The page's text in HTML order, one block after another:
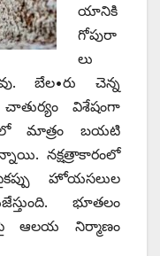
యానికి
గోపురా
లు
బేల•రు చెన్న
విశేషంగా
మాత్రం బయటి
నక్షత్రాకారంలో
హోయసలుల
భూతలం
ఆలయ నిర్మాణం